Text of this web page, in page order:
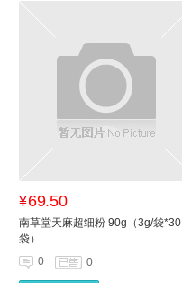
¥69.50
南草堂天麻超细粉 90g（3g/袋*30
袋）
0
0